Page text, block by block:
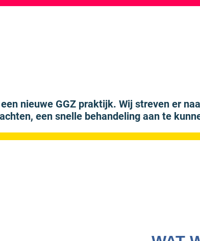
nieuwe GGZ praktijk. Wij streven er
een snelle behandeling aan te